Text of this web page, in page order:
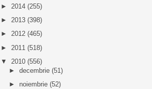
► 2014 (255)
► 2013 (398)
► 2012 (465)
► 2011 (518)
▼ 2010 (556)
► decembrie (51)
► noiembrie (52)